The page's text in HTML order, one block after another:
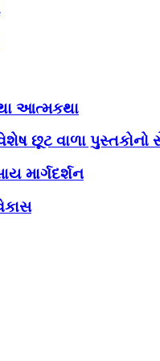
આત્મકથા
છૂટ વાળા પુસ્તકોનો
માર્ગદર્શન